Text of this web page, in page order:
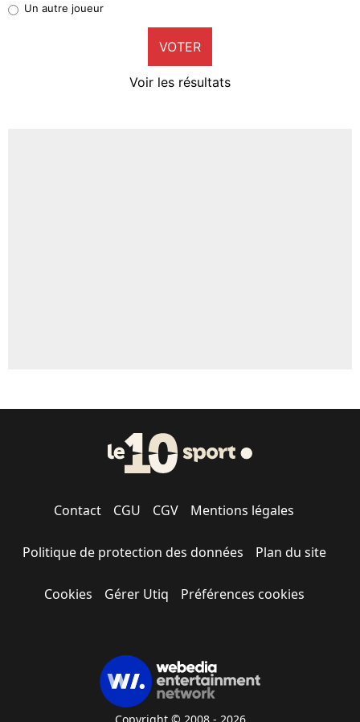
9%
Un autre joueur
VOTER
Voir les résultats
Contact CGU CGV Mentions légales
Politique de protection des données Plan du site
Cookies Gérer Utiq Préférences cookies